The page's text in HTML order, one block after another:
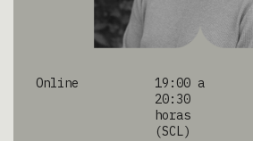
Online
19:00 a
20:30
horas
(SCL)